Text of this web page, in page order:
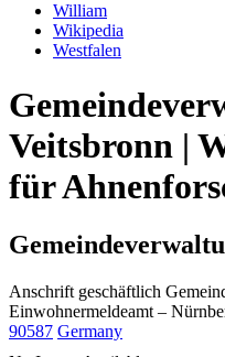
William
Wikipedia
Westfalen
Veitsbronn |
für
Anschrift geschäftlich
Einwohnermeldeamt –
90587 Germany